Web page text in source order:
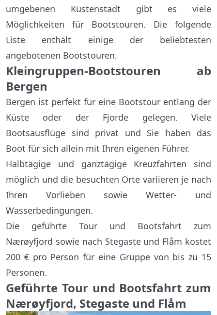
umgebenen Küstenstadt gibt es viele
Möglichkeiten für Bootstouren. Die folgende
Liste enthält einige der beliebtesten
angebotenen Bootstouren.
Kleingruppen-Bootstouren ab
Bergen
Bergen ist perfekt für eine Bootstour entlang der
Küste oder der Fjorde gelegen. Viele
Bootsausflüge sind privat und Sie haben das
Boot für sich allein mit Ihren eigenen Führer.
Halbtägige und ganztägige Kreuzfahrten sind
möglich und die besuchten Orte variieren je nach
Ihren Vorlieben sowie Wetter- und
Wasserbedingungen.
Die geführte Tour und Bootsfahrt zum
Nærøyfjord sowie nach Stegaste und Flåm kostet
200 € pro Person für eine Gruppe von bis zu 15
Personen.
Geführte Tour und Bootsfahrt zum
Nærøyfjord, Stegaste und Flåm